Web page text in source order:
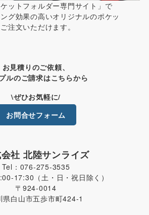
ットフォルダー専門サイト」で
グ効果の高いオリジナルのポケッ
注文いただけます。
お見積りのご依頼、
ルのご請求はこちらから
\ぜひお気軽に/
お問合せフォーム
社 北陸サンライズ
Tel：076-275-3535
17:30（土・日・祝日除く）
〒924-0014
県白山市五歩市町424-1